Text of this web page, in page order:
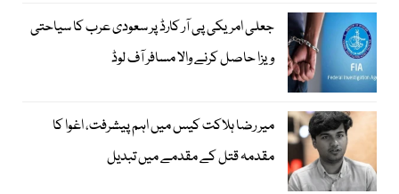
جعلی امریکی پی آر کارڈ پر سعودی عرب کا سیاحتی
ویزا حاصل کرنے والا مسافر آف لوڈ
میر رضا ہلاکت کیس میں اہم پیشرفت، اغوا کا
مقدمہ قتل کے مقدمے میں تبدیل